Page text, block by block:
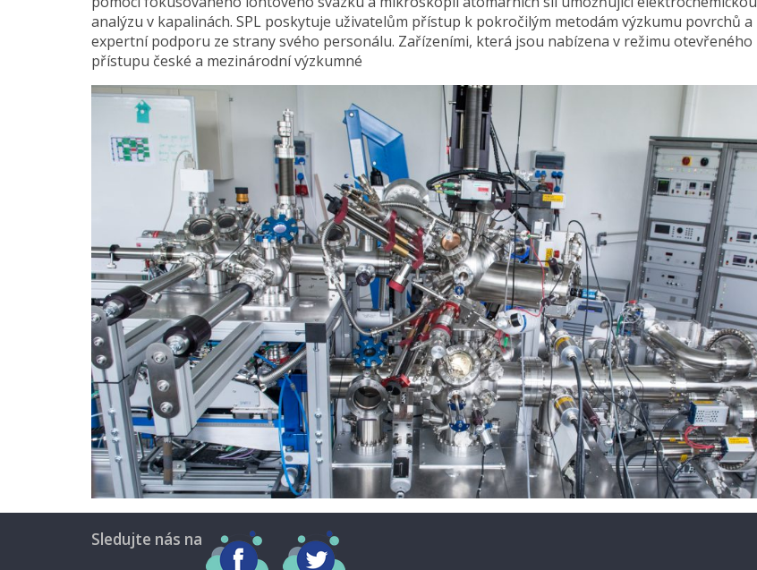
analýzu v kapalinách. SPL poskytuje uživatelům přístup k pokročilým metodám výzkumu povrchů a
expertní podporu ze strany svého personálu. Zařízeními, která jsou nabízena v režimu otevřeného
přístupu české a mezinárodní výzkumné
Sledujte nás na